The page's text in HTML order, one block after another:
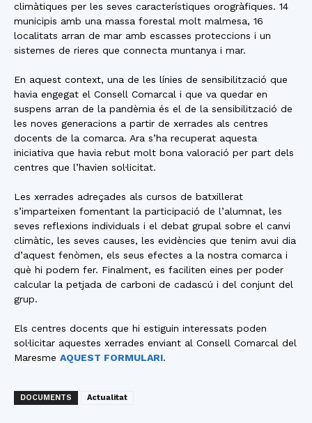
climàtiques per les seves característiques orogràfiques. 14
municipis amb una massa forestal molt malmesa, 16
localitats arran de mar amb escasses proteccions i un
sistemes de rieres que connecta muntanya i mar.
En aquest context, una de les línies de sensibilització que
havia engegat el Consell Comarcal i que va quedar en
suspens arran de la pandèmia és el de la sensibilització de
les noves generacions a partir de xerrades als centres
docents de la comarca. Ara s’ha recuperat aquesta
iniciativa que havia rebut molt bona valoració per part dels
centres que l’havien sol·licitat.
Les xerrades adreçades als cursos de batxillerat
s’imparteixen fomentant la participació de l’alumnat, les
seves reflexions individuals i el debat grupal sobre el canvi
climàtic, les seves causes, les evidències que tenim avui dia
d’aquest fenòmen, els seus efectes a la nostra comarca i
què hi podem fer. Finalment, es faciliten eines per poder
calcular la petjada de carboni de cadascú i del conjunt del
grup.
Els centres docents que hi estiguin interessats poden
sol·licitar aquestes xerrades enviant al Consell Comarcal del
Maresme AQUEST FORMULARI.
DOCUMENTS Actualitat